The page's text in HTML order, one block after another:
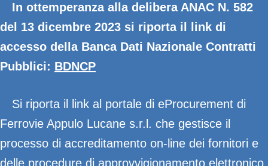
In ottemperanza alla delibera ANAC N. 582
del 13 dicembre 2023 si riporta il link di
accesso della Banca Dati Nazionale Contratti
Pubblici: BDNCP
Si riporta il link al portale di eProcurement di
Ferrovie Appulo Lucane s.r.l. che gestisce il
processo di accreditamento on-line dei fornitori e
delle procedure di approvvigionamento elettronico